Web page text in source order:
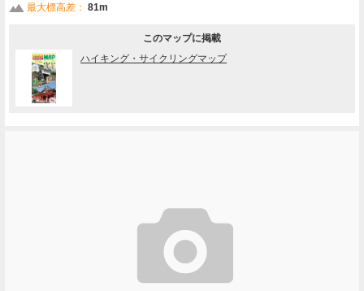
最大標高差： 81m
このマップに掲載
ハイキング・サイクリングマップ